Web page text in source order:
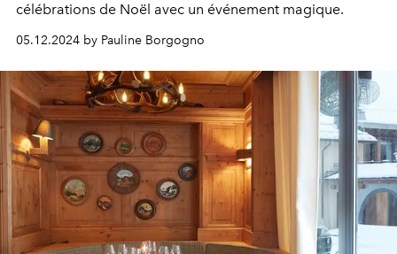
célébrations de Noël avec un événement magique.
05.12.2024 by Pauline Borgogno